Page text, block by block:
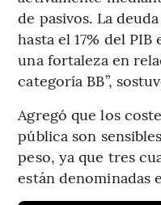
de pasivos. La
hasta el 17% del
una fortaleza en
categoría BB”,
Agregó que los
pública son
peso, ya que tres
están denominadas